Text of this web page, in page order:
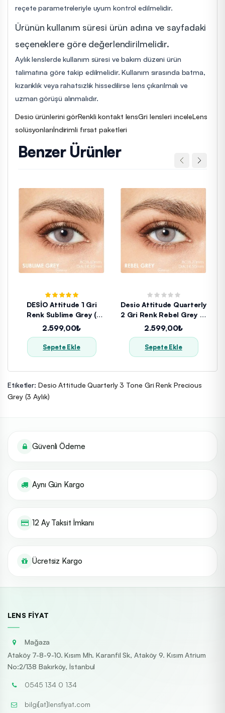
reçete parametreleriyle uyum kontrol edilmelidir.
Ürünün kullanım süresi ürün adına ve sayfadaki
seçeneklere göre değerlendirilmelidir.
Aylık lenslerde kullanım süresi ve bakım düzeni ürün
talimatına göre takip edilmelidir. Kullanım sırasında batma,
kızarıklık veya rahatsızlık hissedilirse lens çıkarılmalı ve
uzman görüşü alınmalıdır.
Desio ürünlerini görRenkli kontakt lensGri lensleri inceleLens
solüsyonlarıİndirimli fırsat paketleri
Benzer Ürünler
DESİO Attitude 1 Gri
Renk Sublime Grey (
AYLIK)
2.599,00₺
Sepete Ekle
Desio Attitude Quarterly
2 Gri Renk Rebel Grey (3
Aylık)
2.599,00₺
Sepete Ekle
Etiketler: Desio Attitude Quarterly 3 Tone Gri Renk Precious
Grey (3 Aylık)
Güvenli Ödeme
Aynı Gün Kargo
12 Ay Taksit İmkanı
Ücretsiz Kargo
LENS FIYAT
Mağaza
Ataköy 7-8-9-10. Kısım Mh. Karanfil Sk, Ataköy 9. Kısım Atrium
No:2/138 Bakırköy, İstanbul
0545 134 0 134
bilgi[at]lensfiyat.com